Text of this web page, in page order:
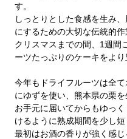
す。
しっとりとした食感を生み
にするための大切な伝統的作
クリスマスまでの間、1週間
ーツたっぷりのケーキをより
今年もドライフルーツは全
にゆずを使い、熊本県の栗を
お手元に届いてからもゆっ
けるように熟成期間を少し短
最初はお酒の香りが強く感